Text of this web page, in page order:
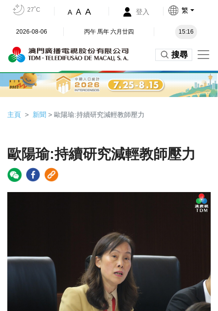
27˚C A A A 登入 繁
2026-08-06 丙午 馬年 六月廿四 15:16
搜尋
主頁 新聞 > 歐陽瑜:持續研究減輕教師壓力
歐陽瑜:持續研究減輕教師壓力